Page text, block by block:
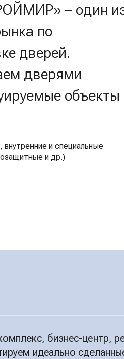
– один
по
дверей.
дверями
объекты
и специальные
и др.)
бизнес-центр,
идеально